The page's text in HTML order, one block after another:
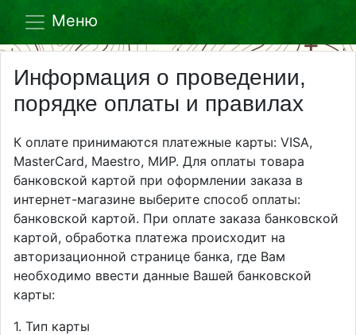
Меню
Информация о проведении,
порядке оплаты и правилах
К оплате принимаются платежные карты: VISA,
MasterCard, Maestro, МИР. Для оплаты товара
банковской картой при оформлении заказа в
интернет-магазине выберите способ оплаты:
банковской картой. При оплате заказа банковской
картой, обработка платежа происходит на
авторизационной странице банка, где Вам
необходимо ввести данные Вашей банковской
карты:
1. Тип карты